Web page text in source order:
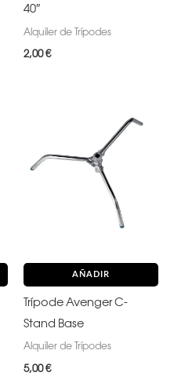
40″
Alquiler de Trípodes
2,00€
AÑADIR
Trípode Avenger C-
Stand Base
Alquiler de Trípodes
5,00€